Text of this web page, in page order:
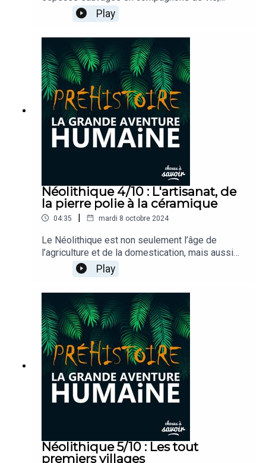
sources de nourriture, et aides indispensables ?
Dans cet épisode, nous allons découvrir
seulement changé notre quotidien, mais aussi
notre société dans son ensemble.
Play
Néolithique 4/10 : L'artisanat, de
la pierre polie à la céramique
04:35 | mardi 8 octobre 2024
Le Néolithique est non seulement l’âge de
l’agriculture et de la domestication, mais aussi
celui des grandes innovations matérielles. Des
outils en pierre polie aux premières poteries,
des communautés humaines et marqué le début
d’une nouvelle ère de créativité et de technologie.
Play
Néolithique 5/10 : Les tout
premiers villages